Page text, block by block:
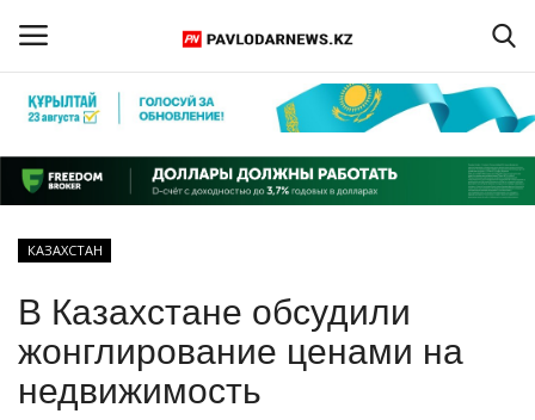
Регистрация
Главная
КАЗАХСТАН
КАЗАХСТАН
В Казахстане обсудили
жонглирование ценами на
недвижимость